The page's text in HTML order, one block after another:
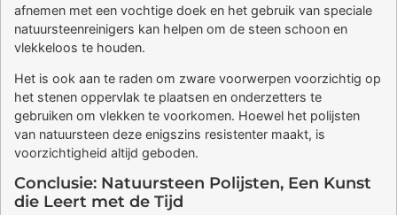
afnemen met een vochtige doek en het gebruik van speciale
natuursteenreinigers kan helpen om de steen schoon en
vlekkeloos te houden.
Het is ook aan te raden om zware voorwerpen voorzichtig op
het stenen oppervlak te plaatsen en onderzetters te
gebruiken om vlekken te voorkomen. Hoewel het polijsten
van natuursteen deze enigszins resistenter maakt, is
voorzichtigheid altijd geboden.
Conclusie: Natuursteen Polijsten, Een Kunst
die Leert met de Tijd